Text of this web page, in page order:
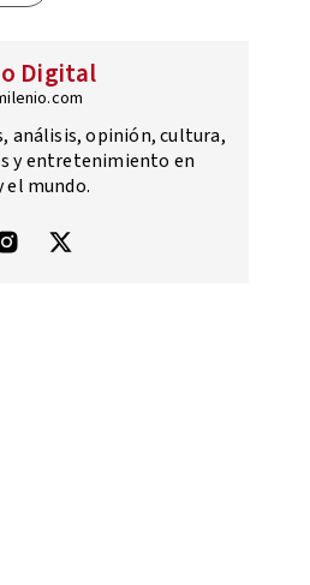
Digital
análisis, opinión, cultura,
y entretenimiento en
el mundo.